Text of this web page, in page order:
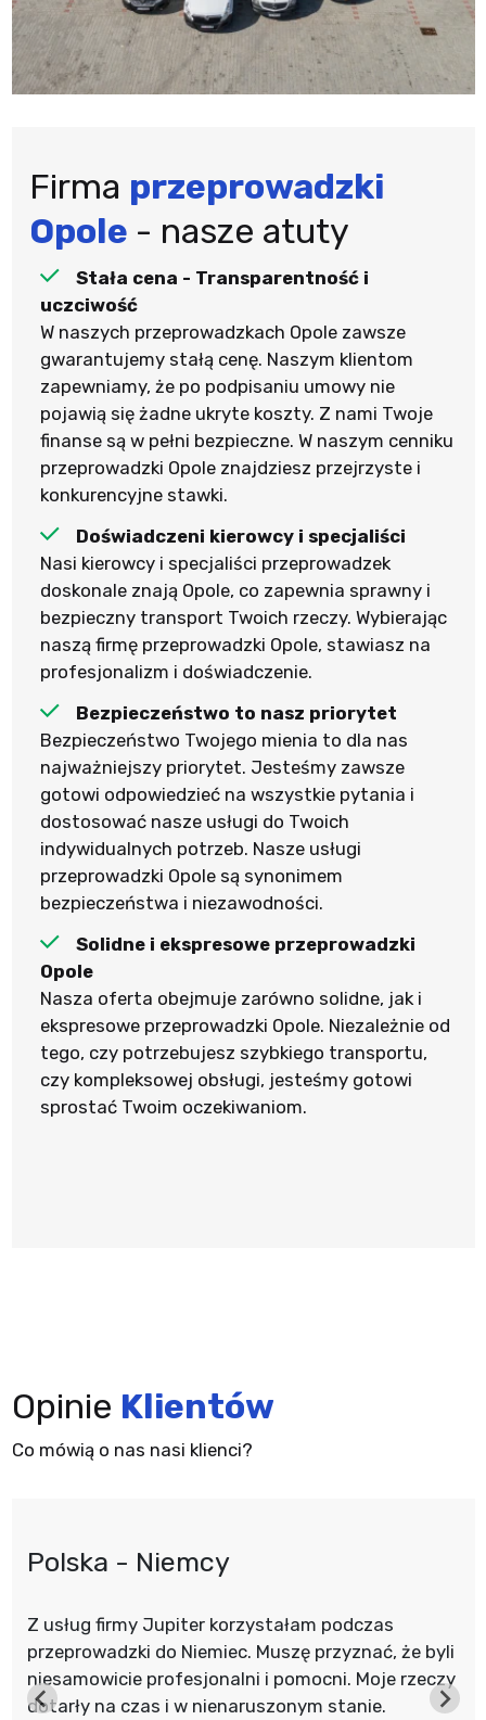
Firma przeprowadzki
Opole - nasze atuty
Stała cena - Transparentność i
uczciwość
W naszych przeprowadzkach Opole zawsze
gwarantujemy stałą cenę. Naszym klientom
zapewniamy, że po podpisaniu umowy nie
pojawią się żadne ukryte koszty. Z nami Twoje
finanse są w pełni bezpieczne. W naszym cenniku
przeprowadzki Opole znajdziesz przejrzyste i
konkurencyjne stawki.
Doświadczeni kierowcy i specjaliści
Nasi kierowcy i specjaliści przeprowadzek
doskonale znają Opole, co zapewnia sprawny i
bezpieczny transport Twoich rzeczy. Wybierając
naszą firmę przeprowadzki Opole, stawiasz na
profesjonalizm i doświadczenie.
Bezpieczeństwo to nasz priorytet
Bezpieczeństwo Twojego mienia to dla nas
najważniejszy priorytet. Jesteśmy zawsze
gotowi odpowiedzieć na wszystkie pytania i
dostosować nasze usługi do Twoich
indywidualnych potrzeb. Nasze usługi
przeprowadzki Opole są synonimem
bezpieczeństwa i niezawodności.
Solidne i ekspresowe przeprowadzki
Opole
Nasza oferta obejmuje zarówno solidne, jak i
ekspresowe przeprowadzki Opole. Niezależnie od
tego, czy potrzebujesz szybkiego transportu,
czy kompleksowej obsługi, jesteśmy gotowi
sprostać Twoim oczekiwaniom.
Opinie Klientów
Co mówią o nas nasi klienci?
Polska - Niemcy
Z usług firmy Jupiter korzystałam podczas
przeprowadzki do Niemiec. Muszę przyznać, że byli
niesamowicie profesjonalni i pomocni. Moje rzeczy
dotarły na czas i w nienaruszonym stanie.